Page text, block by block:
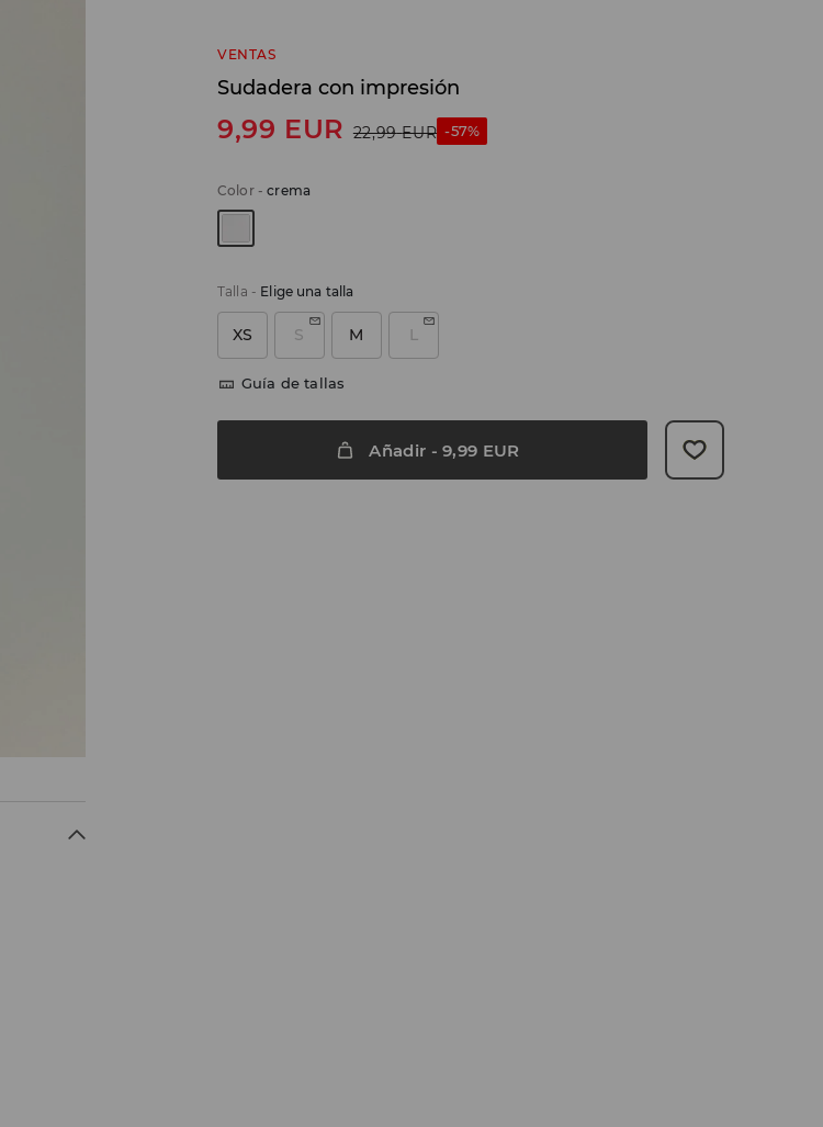
VENTAS
Sudadera con impresión
9,99 EUR 22,99 EUR -57%
Color-crema
Talla - Elige una talla
XS S M L
Guía de tallas
Añadir -9,99 EUR